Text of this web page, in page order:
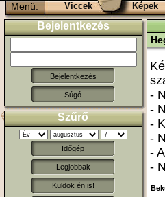
Menü: Viccek Képek
Bejelentkezés
Súgó
Szűrő
Időgép
Legjobbak
Küldök én is!
-
-
-
-
-
-